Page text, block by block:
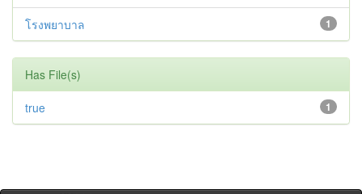
1
โรงพยาบาล
Has File(s)
1
true